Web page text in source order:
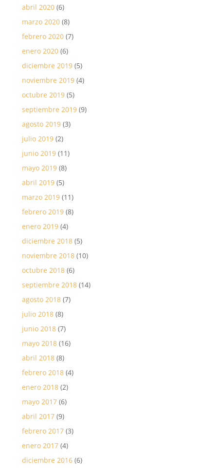
abril 2020(6)
marzo 2020(8)
febrero 2020(7)
enero 2020(6)
diciembre 2019(5)
noviembre 2019(4)
octubre 2019(5)
septiembre 2019(9)
agosto 2019(3)
julio 2019(2)
junio 2019(11)
mayo 2019(8)
abril 2019(5)
marzo 2019(11)
febrero 2019(8)
enero 2019(4)
diciembre 2018(5)
noviembre 2018(10)
octubre 2018(6)
septiembre 2018(14)
agosto 2018(7)
julio 2018(8)
junio 2018(7)
mayo 2018(16)
abril 2018(8)
febrero 2018(4)
enero 2018(2)
mayo 2017(6)
abril 2017(9)
febrero 2017(3)
enero 2017(4)
diciembre 2016(6)